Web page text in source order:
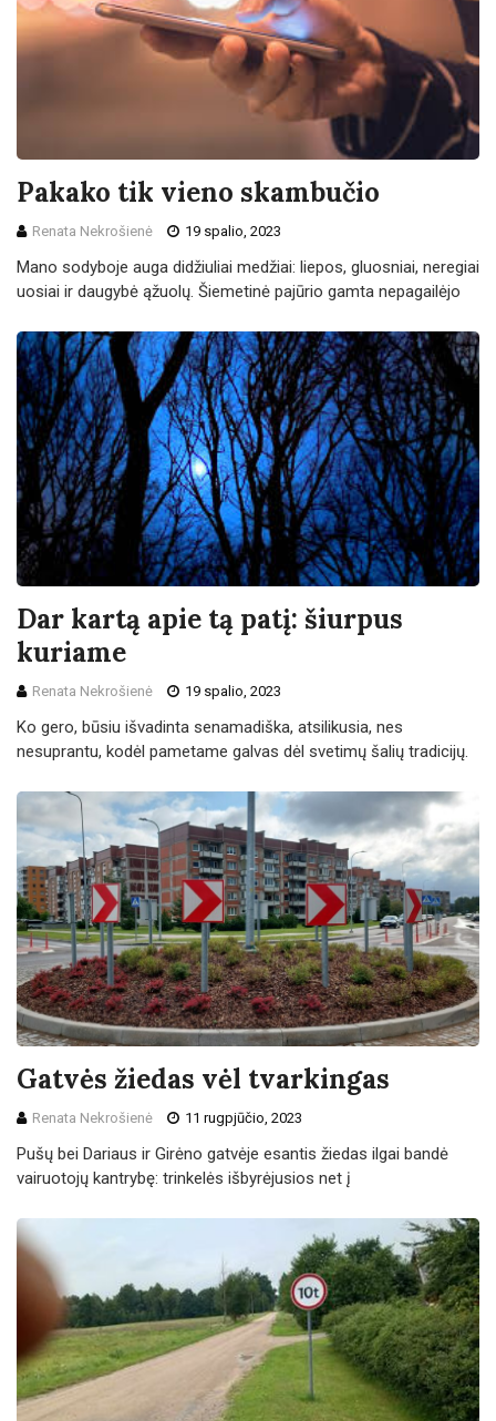
Pakako tik vieno skambučio
Renata Nekrošienė 19 spalio, 2023
Mano sodyboje auga didžiuliai medžiai: liepos, gluosniai, neregiai
uosiai ir daugybė ąžuolų. Šiemetinė pajūrio gamta nepagailėjo
Dar kartą apie tą patį: šiurpus
kuriame
Renata Nekrošienė 19 spalio, 2023
Ko gero, būsiu išvadinta senamadiška, atsilikusia, nes
nesuprantu, kodėl pametame galvas dėl svetimų šalių tradicijų.
Gatvės žiedas vėl tvarkingas
Renata Nekrošienė 11 rugpjūčio, 2023
Pušų bei Dariaus ir Girėno gatvėje esantis žiedas ilgai bandė
vairuotojų kantrybę: trinkelės išbyrėjusios net į